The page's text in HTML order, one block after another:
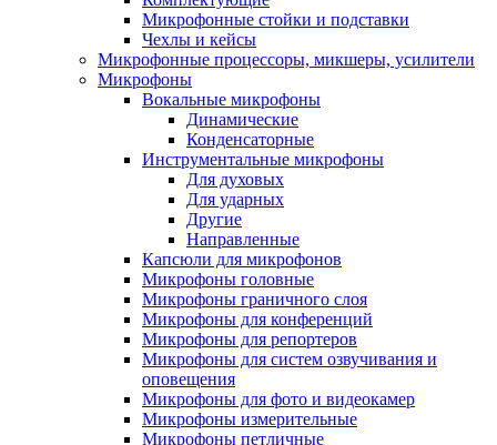
Микрофонные стойки и подставки
Чехлы и кейсы
Микрофонные процессоры, микшеры, усилители
Микрофоны
Вокальные микрофоны
Динамические
Конденсаторные
Инструментальные микрофоны
Для духовых
Для ударных
Другие
Направленные
Капсюли для микрофонов
Микрофоны головные
Микрофоны граничного слоя
Микрофоны для конференций
Микрофоны для репортеров
Микрофоны для систем озвучивания и
оповещения
Микрофоны для фото и видеокамер
Микрофоны измерительные
Микрофоны петличные